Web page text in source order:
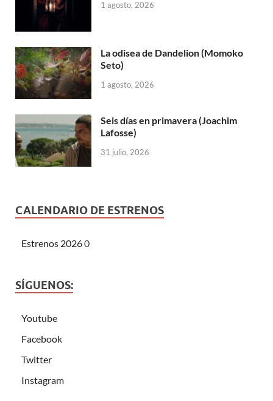
1 agosto, 2026
La odisea de Dandelion (Momoko
Seto)
1 agosto, 2026
Seis días en primavera (Joachim
Lafosse)
31 julio, 2026
CALENDARIO DE ESTRENOS
Estrenos 20260
SÍGUENOS:
Youtube
Facebook
Twitter
Instagram